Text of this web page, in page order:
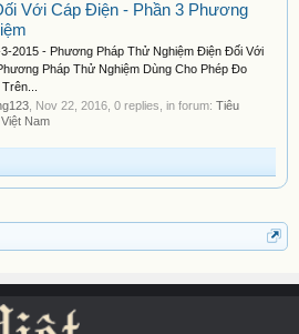
Với Cáp Điện - Phần 3 Phương
2015 - Phương Pháp Thử Nghiệm Điện Đối Với
Pháp Thử Nghiệm Dùng Cho Phép Đo
Nov 22, 2016 , 0 replies, in forum: Tiêu
Nam